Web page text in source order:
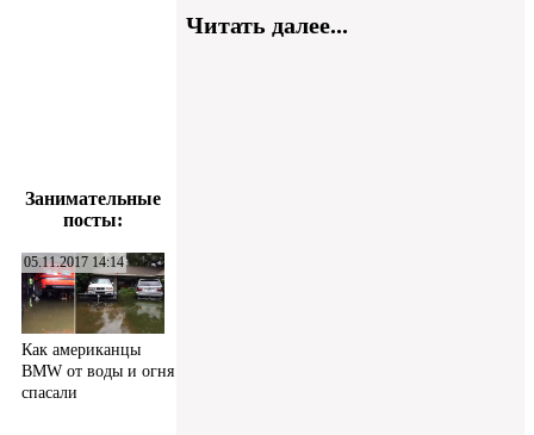
Занимательные
посты:
05.11.2017 14:14
Как американцы
BMW от воды и огня
спасали
Читать далее...